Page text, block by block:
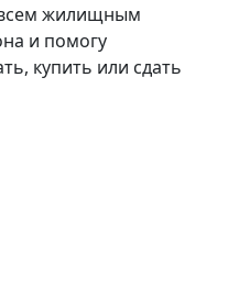
жилищным
и помогу
купить или сдать